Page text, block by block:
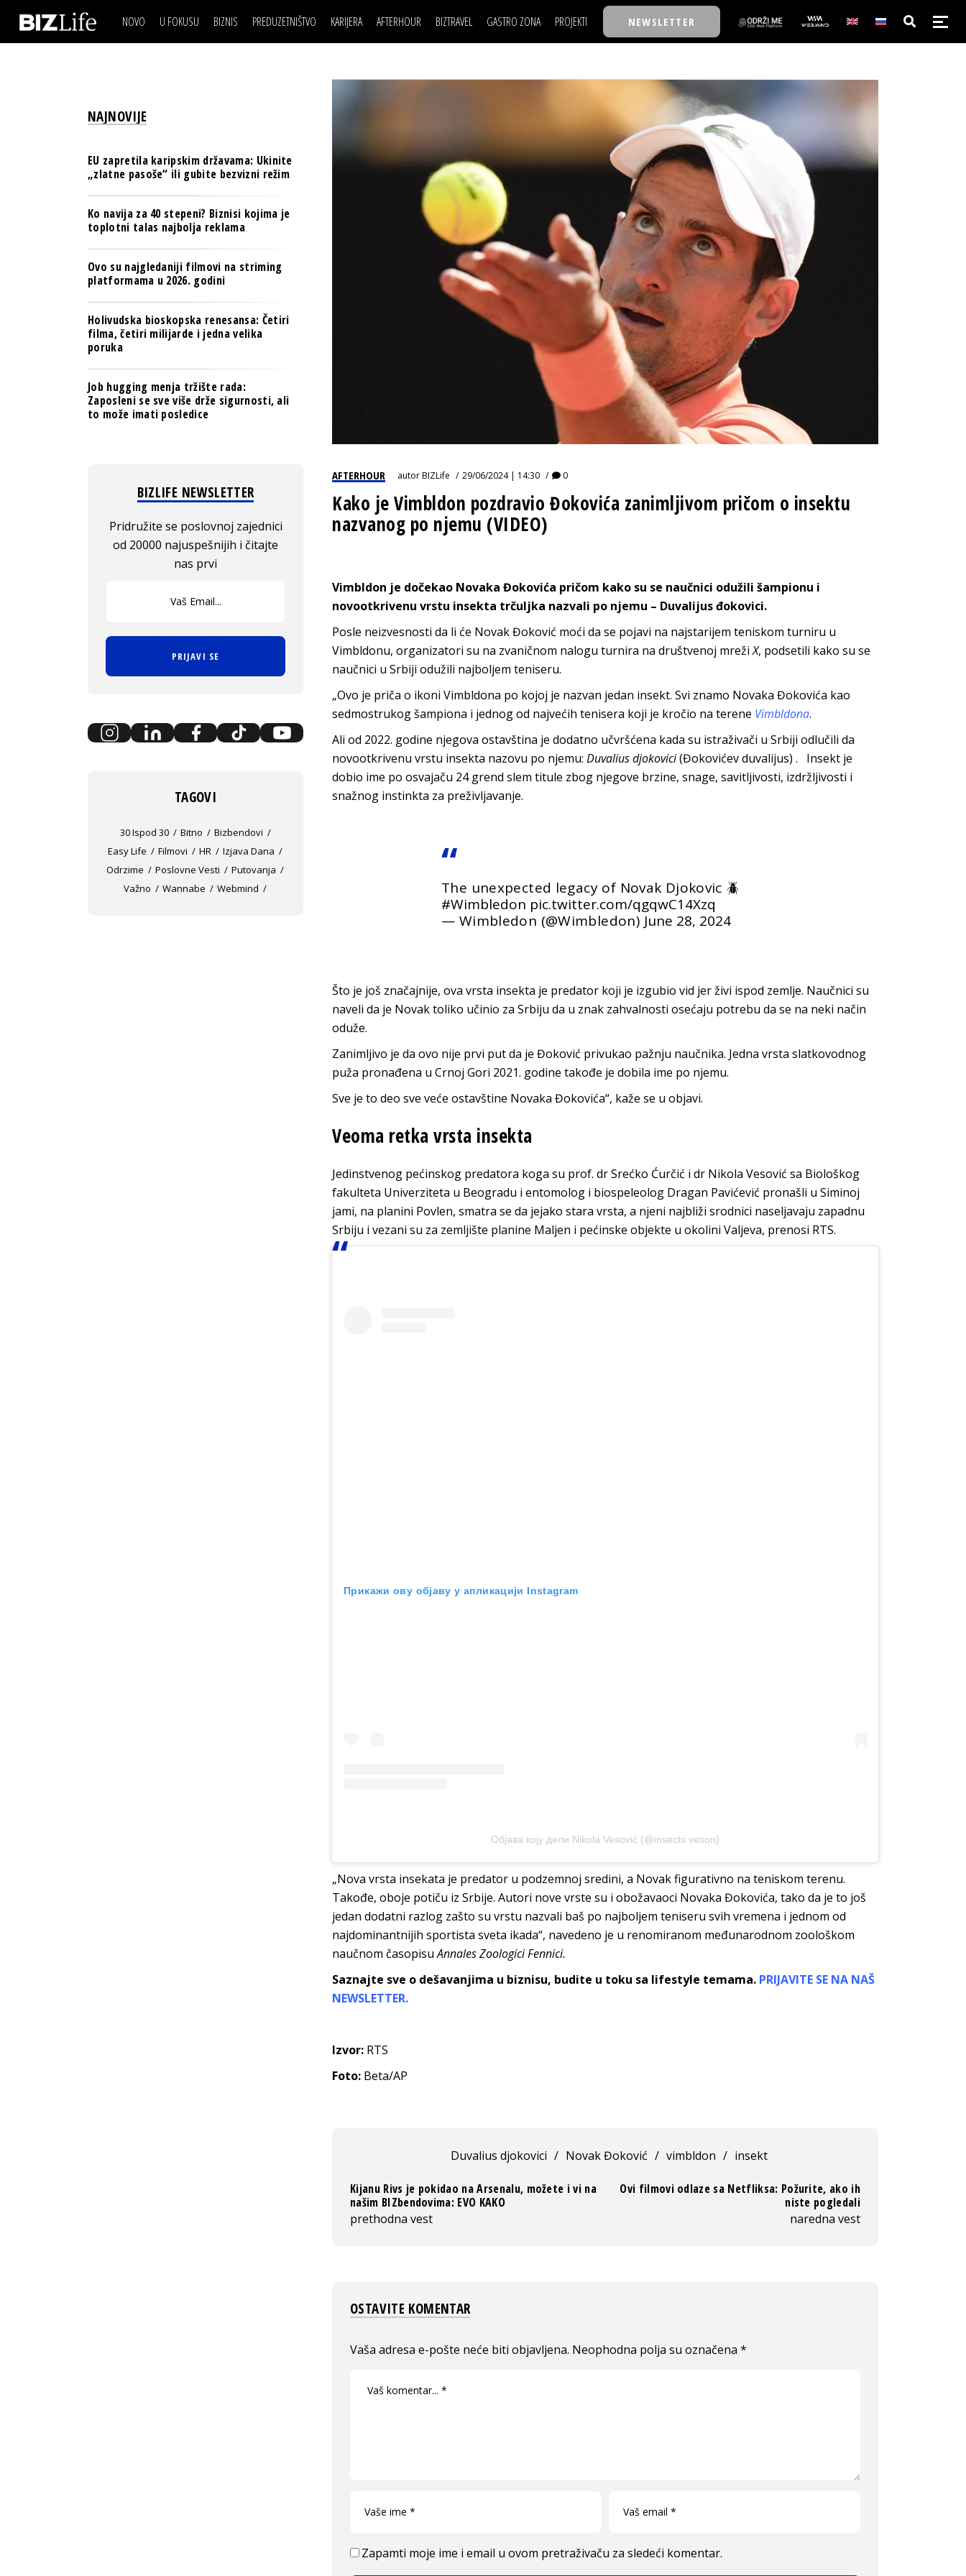
NOVO U FOKUSU BIZNIS
BANKE
OSIGURANJE
TECH I AI
BIZNIS & SPORT
PULS REGIONA
NOVO NA RAFU
PREDUZETNIŠTVO KARIJERA
LJUDI (HR)
USAVRŠAVANJE
KNOW-HOW
AFTERHOUR
STIL
WELLBEING
BIZTRAVEL GASTRO ZONA PROJEKTI
BACK TO OFFICE/SCHOOL
BIZBENDOVI
BIZKOLEGIJUM
BMW BIZNIS LIGA
BIZLIFE WEEK
IZJAVA GODINE
NEWSLETTER
IZJAVA DANABIZNIS SCENA
BREND I KOMUNIKACIJE
OSIGURANJE
TECH I AI
PULS REGIONA
POSAO
MOJ UGAO
FILM I SCENA
AUTO SVET
NAJKOLEGA
30 ISPOD 30
BIZBENDOVI
BIZKOLEGIJUM
BMW BIZNIS LIGA
IZJAVA GODINE
AFTERHOUR autorBIZLife 29/06/2024 | 14:30 0
Kako je Vimbldon pozdravio Đokovića zanimljivom pričom o insektu
nazvanog po njemu (VIDEO)
Vimbldon je dočekao Novaka Đokovića pričom kako su se naučnici odužili šampionu i
novootkrivenu vrstu insekta trčuljka nazvali po njemu – Duvalijus đokovici.
Posle neizvesnosti da li će Novak Đoković moći da se pojavi na najstarijem teniskom turniru u
Vimbldonu, organizatori su na zvaničnom nalogu turnira na društvenoj mrežiX, podsetili kako su se
naučnici u Srbiji odužili najboljem teniseru.
„Ovo je priča o ikoni Vimbldona po kojoj je nazvan jedan insekt. Svi znamo Novaka Đokovića kao
sedmostrukog šampiona i jednog od najvećih tenisera koji je kročio na terene Vimbldona.
Ali od 2022. godine njegova ostavština je dodatno učvršćena kada su istraživači u Srbiji odlučili da
novootkrivenu vrstu insekta nazovu po njemu: Duvalius djokovici(Đokovićev duvalijus) .
Insekt je
dobio ime po osvajaču 24 grend slem titule zbog njegove brzine, snage, savitljivosti, izdržljivosti i
snažnog instinkta za preživljavanje.
The unexpected legacy of Novak Djokovic 🪲
#Wimbledon pic.twitter.com/qgqwC14Xzq
— Wimbledon (@Wimbledon) June 28, 2024
Što je još značajnije, ova vrsta insekta je predator koji je izgubio vid jer živi ispod zemlje. Naučnici su
naveli da je Novak toliko učinio za Srbiju da u znak zahvalnosti osećaju potrebu da se na neki način
oduže.
Zanimljivo je da ovo nije prvi put da je Đoković privukao pažnju naučnika. Jedna vrsta slatkovodnog
puža pronađena u Crnoj Gori 2021. godine takođe je dobila ime po njemu.
Sve je to deo sve veće ostavštine Novaka Đokovića“, kaže se u objavi.
Veoma retka vrsta insekta
Jedinstvenog pećinskog predatora koga su prof. dr Srećko Ćurčić i dr Nikola Vesović sa Biološkog
fakulteta Univerziteta u Beogradu i entomolog i biospeleolog Dragan Pavićević pronašli u Siminoj
jami, na planini Povlen, smatra se da jejako stara vrsta, a njeni najbliži srodnici naseljavaju zapadnu
Srbiju i vezani su za zemljište planine Maljen i pećinske objekte u okolini Valjeva, prenosi RTS.
Прикажи ову објаву у апликацији Instagram
Објава коју дели Nikola Vesović (@insects.veson)
„Nova vrsta insekata je predator u podzemnoj sredini, a Novak figurativno na teniskom terenu.
Takođe, oboje potiču iz Srbije. Autori nove vrste su i obožavaoci Novaka Đokovića, tako da je to još
jedan dodatni razlog zašto su vrstu nazvali baš po najboljem teniseru svih vremena i jednom od
najdominantnijih sportista sveta ikada“, navedeno je u renomiranom međunarodnom zoološkom
naučnom časopisuAnnales Zoologici Fennici.
Saznajte sve o dešavanjima u biznisu, budite u toku sa lifestyle temama. PRIJAVITE SE NA NAŠ
NEWSLETTER.
Izvor: RTS
Foto: Beta/AP
Duvalius djokovici / Novak Đoković / vimbldon / insekt
Kijanu Rivs je pokidao na Arsenalu, možete i vi na
našim BIZbendovima: EVO KAKO
prethodna vest
Ovi filmovi odlaze sa Netfliksa: Požurite, ako ih
niste pogledali
naredna vest
OSTAVITE KOMENTAR
Vaša adresa e-pošte neće biti objavljena. Neophodna polja su označena *
Zapamti moje ime i email u ovom pretraživaču za sledeći komentar.
NAJNOVIJE
EU zapretila karipskim državama: Ukinite
„zlatne pasoše“ ili gubite bezvizni režim
Ko navija za 40 stepeni? Biznisi kojima je
toplotni talas najbolja reklama
Ovo su najgledaniji filmovi na striming
platformama u 2026. godini
Holivudska bioskopska renesansa: Četiri
filma, četiri milijarde i jedna velika
poruka
Job hugging menja tržište rada:
Zaposleni se sve više drže sigurnosti, ali
to može imati posledice
BIZLIFE NEWSLETTER
Pridružite se poslovnoj zajednici
od 20000 najuspešnijih i čitajte
nas prvi
PRIJAVI SE
TAGOVI
30 Ispod 30 Bitno
Bizbendovi
Easy Life
Filmovi HR
Izjava Dana
Odrzime
Poslovne Vesti
Putovanja
Važno
Wannabe Webmind